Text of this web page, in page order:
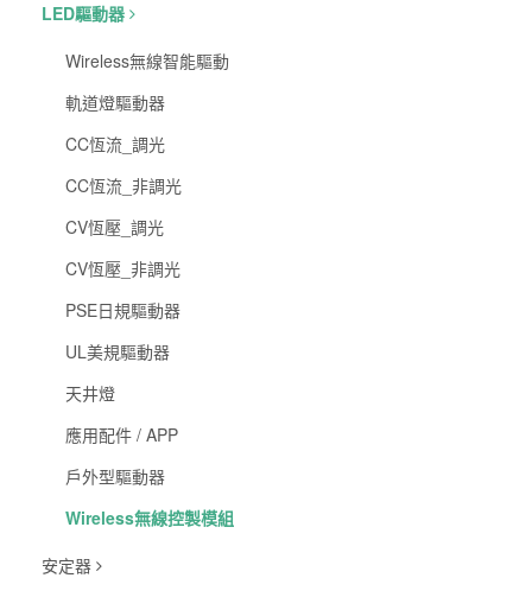
LED驅動器
Wireless無線智能驅動
軌道燈驅動器
CC恆流_調光
CC恆流_非調光
CV恆壓_調光
CV恆壓_非調光
PSE日規驅動器
UL美規驅動器
天井燈
應用配件 / APP
戶外型驅動器
Wireless無線控製模組
安定器